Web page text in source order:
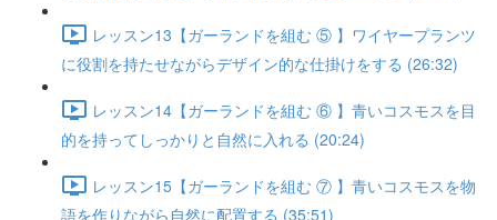
レッスン13【ガーランドを組む ⑤ 】ワイヤープランツ
に役割を持たせながらデザイン的な仕掛けをする (26:32)
レッスン14【ガーランドを組む ⑥ 】青いコスモスを目
的を持ってしっかりと自然に入れる (20:24)
レッスン15【ガーランドを組む ⑦ 】青いコスモスを物
語を作りながら自然に配置する (35:51)